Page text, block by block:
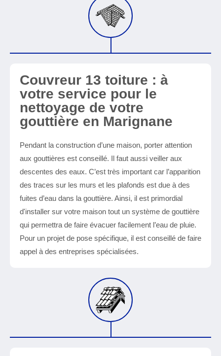
Couvreur 13 toiture : à
votre service pour le
nettoyage de votre
gouttière en Marignane
Pendant la construction d’une maison, porter attention
aux gouttières est conseillé. Il faut aussi veiller aux
descentes des eaux. C’est très important car l’apparition
des traces sur les murs et les plafonds est due à des
fuites d’eau dans la gouttière. Ainsi, il est primordial
d'installer sur votre maison tout un système de gouttière
qui permettra de faire évacuer facilement l’eau de pluie.
Pour un projet de pose spécifique, il est conseillé de faire
appel à des entreprises spécialisées.